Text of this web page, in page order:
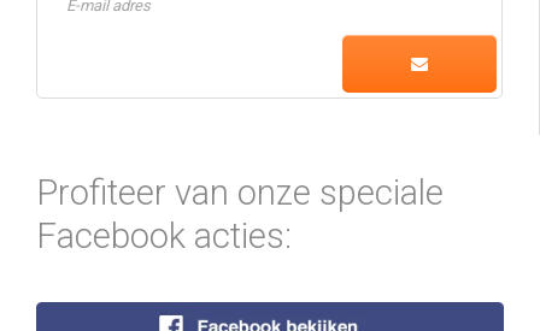
Profiteer van onze speciale
Facebook acties: